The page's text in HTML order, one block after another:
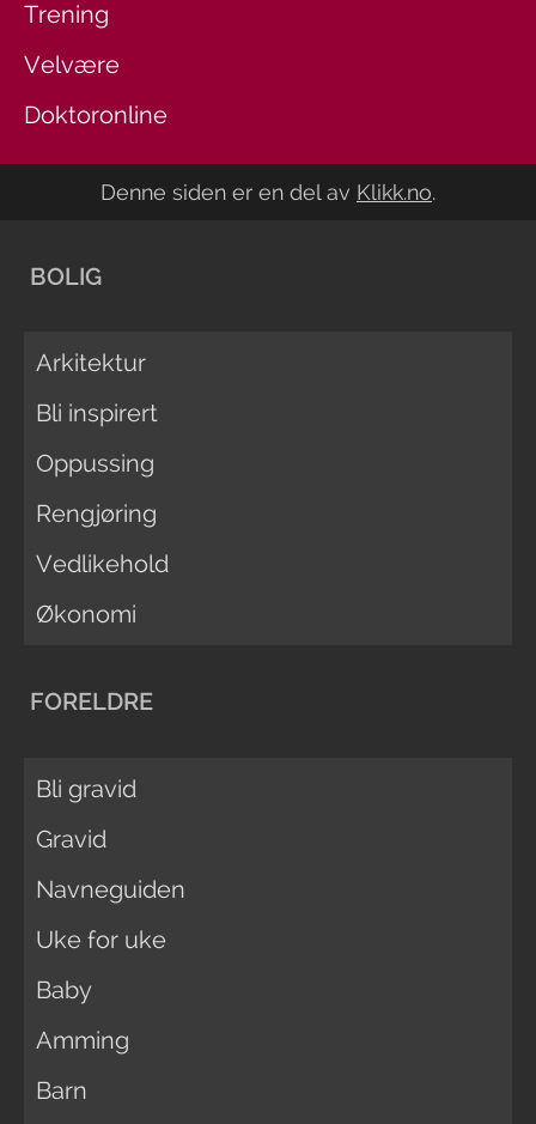
Trening
Velvære
Doktoronline
Denne siden er en del av Klikk.no.
BOLIG
Arkitektur
Bli inspirert
Oppussing
Rengjøring
Vedlikehold
Økonomi
FORELDRE
Bli gravid
Gravid
Navneguiden
Uke for uke
Baby
Amming
Barn